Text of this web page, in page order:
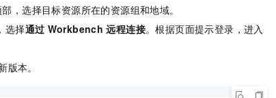
，选择目标资源所在的资源组和地域。
，选择通过 Workbench 远程连接。根据页面提示登录，进入
本。